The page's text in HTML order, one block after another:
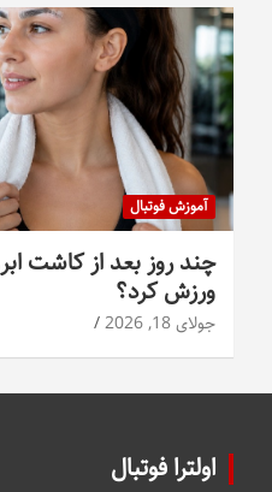
آموزش فوتبال
چند روز بعد از کاشت
ورزش کرد؟
جولای 18, 2026
اولترا فوتبال